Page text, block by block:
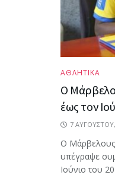
ΑΘΛΗΤΙΚΑ
Ο
έως τον
7
Ο
υπέγραψε
Ιούνιο του